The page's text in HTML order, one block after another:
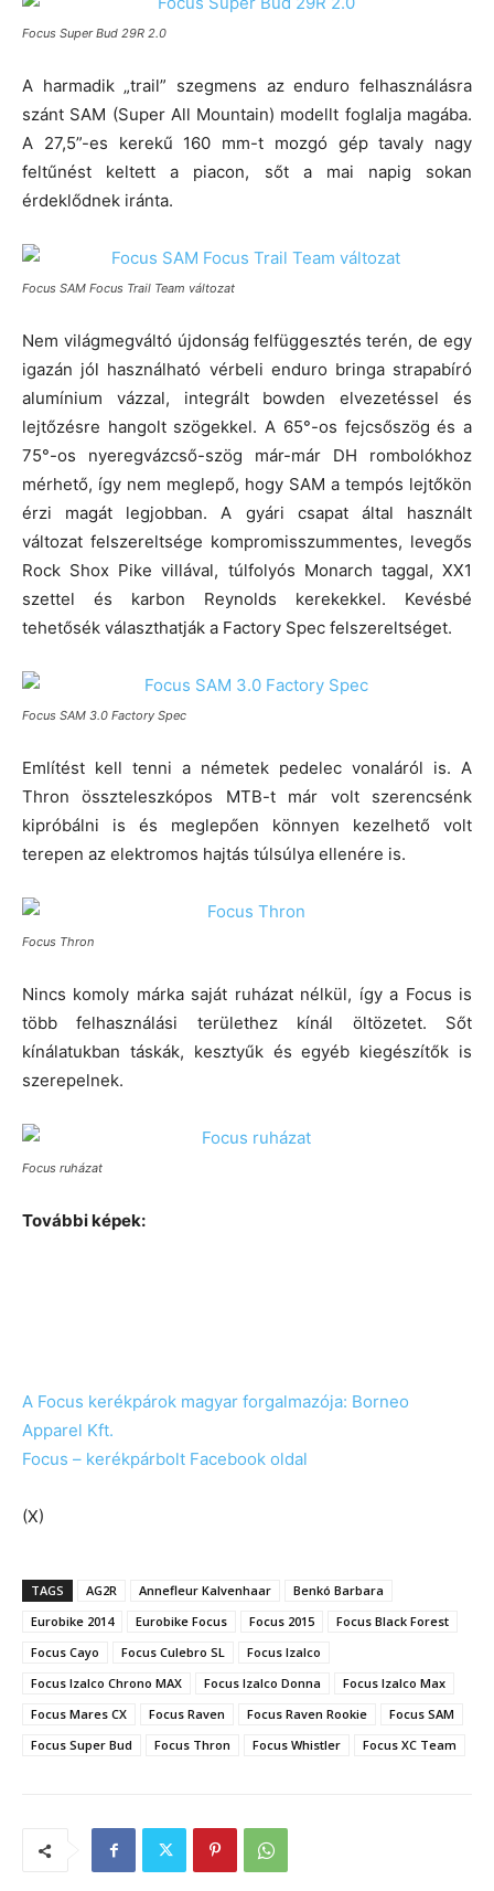
Focus Super Bud 29R 2.0
A harmadik „trail” szegmens az enduro felhasználásra
szánt SAM (Super All Mountain) modellt foglalja magába.
A 27,5”-es kerekű 160 mm-t mozgó gép tavaly nagy
feltűnést keltett a piacon, sőt a mai napig sokan
érdeklődnek iránta.
Focus SAM Focus Trail Team változat
Nem világmegváltó újdonság felfüggesztés terén, de egy
igazán jól használható vérbeli enduro bringa strapabíró
alumínium vázzal, integrált bowden elvezetéssel és
lejtőzésre hangolt szögekkel. A 65°-os fejcsőszög és a
75°-os nyeregvázcső-szög már-már DH rombolókhoz
mérhető, így nem meglepő, hogy SAM a tempós lejtőkön
érzi magát legjobban. A gyári csapat által használt
változat felszereltsége kompromisszummentes, levegős
Rock Shox Pike villával, túlfolyós Monarch taggal, XX1
szettel és karbon Reynolds kerekekkel. Kevésbé
tehetősék választhatják a Factory Spec felszereltséget.
Focus SAM 3.0 Factory Spec
Említést kell tenni a németek pedelec vonaláról is. A
Thron összteleszkópos MTB-t már volt szerencsénk
kipróbálni is és meglepően könnyen kezelhető volt
terepen az elektromos hajtás túlsúlya ellenére is.
Focus Thron
Nincs komoly márka saját ruházat nélkül, így a Focus is
több felhasználási területhez kínál öltözetet. Sőt
kínálatukban táskák, kesztyűk és egyéb kiegészítők is
szerepelnek.
Focus ruházat
További képek:
A Focus kerékpárok magyar forgalmazója: Borneo
Apparel Kft.
Focus – kerékpárbolt Facebook oldal
(X)
TAGS AG2R Annefleur Kalvenhaar
Benkó Barbara
Eurobike 2014
Eurobike Focus Focus 2015
Focus Black Forest
Focus Cayo
Focus Culebro SL
Focus Izalco
Focus Izalco Chrono MAX
Focus Izalco Donna
Focus Izalco Max
Focus Mares CX
Focus Raven Focus Raven Rookie
Focus SAM
Focus Super Bud
Focus Thron Focus Whistler Focus XC Team